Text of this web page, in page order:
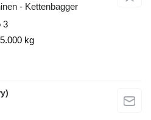
- Kettenbagger
3
5.000 kg